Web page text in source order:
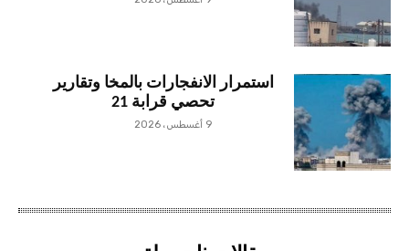
استمرار الانفجارات بالمخا وتقارير
تحصي قرابة 21
9 أغسطس، 2026